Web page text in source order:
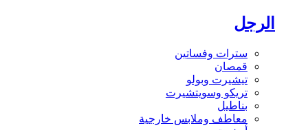
الرجل
سترات وفساتين
قمصان
تيشيرت وبولو
تريكو وسويتشيرت
بناطيل
معاطف وملابس خارجية